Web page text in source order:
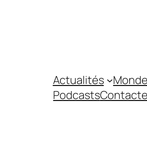
Actualités Monde
Podcasts